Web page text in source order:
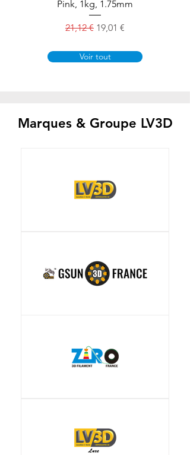
Pink, 1kg, 1.75mm
Prix original
21,12 € Prix promotionnel
19,01 €
Voir tout
Marques & Groupe LV3D